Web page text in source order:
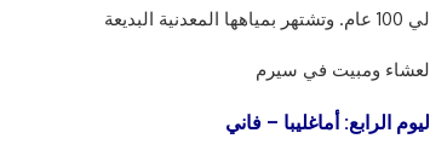
بمياهها المعدنية البديعة
ومبيت في سيرم
اليوم الرابع: أماغليبا – فاني